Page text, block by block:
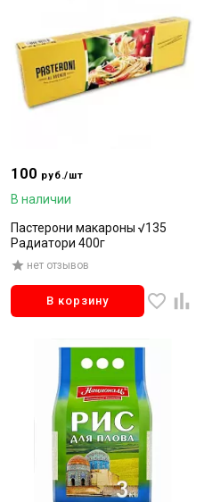
100 руб./шт
В наличии
Пастерони макароны √135
Радиатори 400г
нет отзывов
В корзину